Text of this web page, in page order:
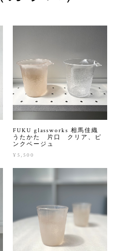
FUKU glassworks 相馬佳織
うたかた 片口 クリア、ピ
ンクベージュ
¥5,500